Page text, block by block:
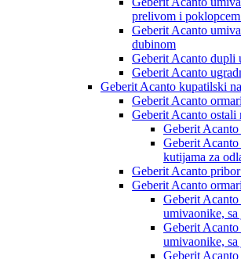
prelivom i
Geberit Acanto
dubinom
Geberit Acanto dupli
Geberit Acanto
Geberit Acanto kupatilski
Geberit Acanto
Geberit Acanto ostali
Geberit
Geberit Acanto
kutijama za
Geberit Acanto pribor
Geberit Acanto
Geberit
umivaonike,
Geberit
umivaonike,
Geberit